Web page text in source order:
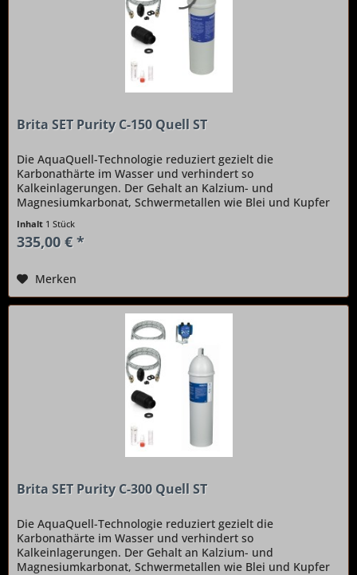
Brita SET Purity C-150 Quell ST
Die AquaQuell-Technologie reduziert gezielt die
Karbonathärte im Wasser und verhindert so
Kalkeinlagerungen. Der Gehalt an Kalzium- und
Magnesiumkarbonat, Schwermetallen wie Blei und Kupfer
Inhalt 1 Stück
335,00 € *
Merken
Brita SET Purity C-300 Quell ST
Die AquaQuell-Technologie reduziert gezielt die
Karbonathärte im Wasser und verhindert so
Kalkeinlagerungen. Der Gehalt an Kalzium- und
Magnesiumkarbonat, Schwermetallen wie Blei und Kupfer